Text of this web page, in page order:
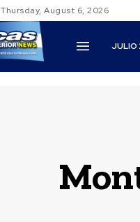
Thursday, August 6, 2026
JULIO